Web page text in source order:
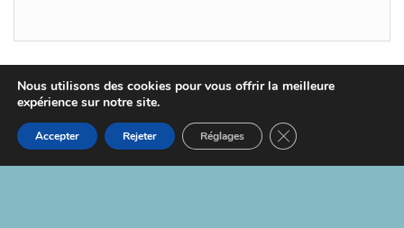
Fièrement propulsé par
Blog
Nous utilisons des cookies pour vous offrir la meilleure
expérience sur notre site.
Accepter Rejeter Réglages Fermer la bannière